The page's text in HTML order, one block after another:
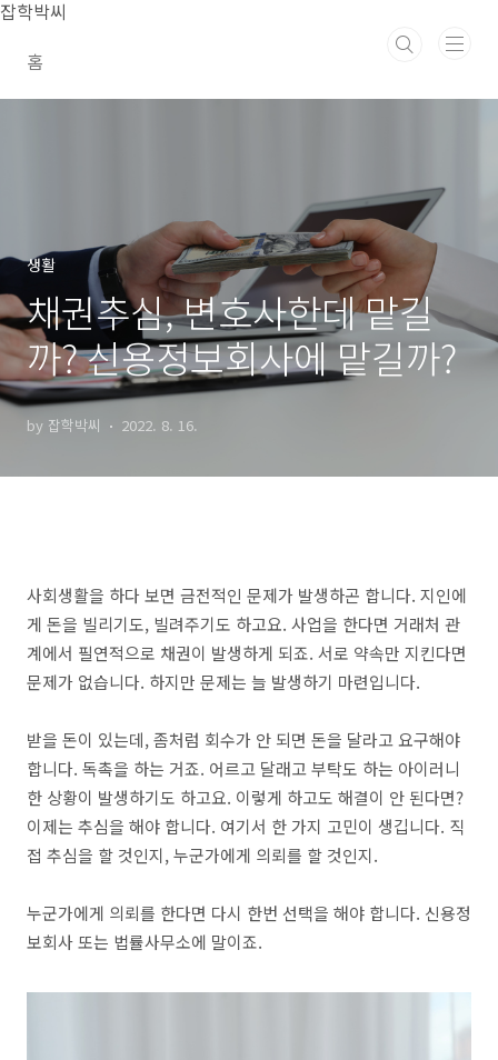
본문 바로가기
잡학박씨
홈
생활
채권추심, 변호사한데 맡길
까? 신용정보회사에 맡길까?
by 잡학박씨 2022. 8. 16.
사회생활을 하다 보면 금전적인 문제가 발생하곤 합니다. 지인에
게 돈을 빌리기도, 빌려주기도 하고요. 사업을 한다면 거래처 관
계에서 필연적으로 채권이 발생하게 되죠. 서로 약속만 지킨다면
문제가 없습니다. 하지만 문제는 늘 발생하기 마련입니다.
받을 돈이 있는데, 좀처럼 회수가 안 되면 돈을 달라고 요구해야
합니다. 독촉을 하는 거죠. 어르고 달래고 부탁도 하는 아이러니
한 상황이 발생하기도 하고요. 이렇게 하고도 해결이 안 된다면?
이제는 추심을 해야 합니다. 여기서 한 가지 고민이 생깁니다. 직
접 추심을 할 것인지, 누군가에게 의뢰를 할 것인지.
누군가에게 의뢰를 한다면 다시 한번 선택을 해야 합니다. 신용정
보회사 또는 법률사무소에 말이죠.